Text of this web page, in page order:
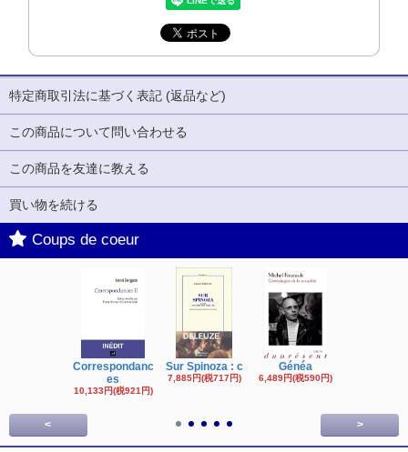
特定商取引法に基づく表記 (返品など)
この商品について問い合わせる
この商品を友達に教える
買い物を続ける
Coups de coeur
Correspondanc
es
10,133円(税921円)
Sur Spinoza : c
7,885円(税717円)
Généa
6,489円(税590円)
< >